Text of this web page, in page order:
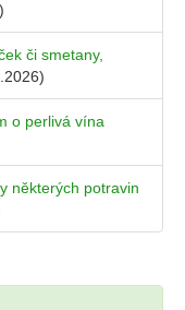
či smetany,
o perlivá vína
některých potravin